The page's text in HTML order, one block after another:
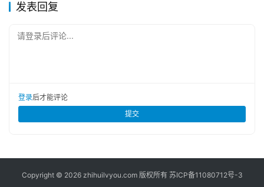
发表回复
请登录后评论...
登录后才能评论
提交
Copyright © 2026 zhihuilvyou.com 版权所有 苏ICP备11080712号-3